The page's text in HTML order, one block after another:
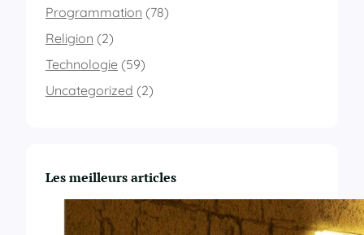
Programmation (78)
Religion (2)
Technologie (59)
Uncategorized (2)
Les meilleurs articles